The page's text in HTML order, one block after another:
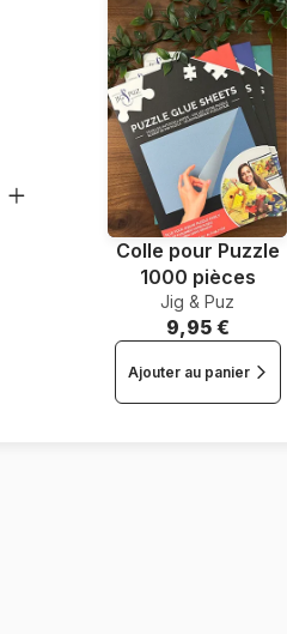
Colle pour Puzzle
1000 pièces
Jig & Puz
9,95 €
Ajouter au panier